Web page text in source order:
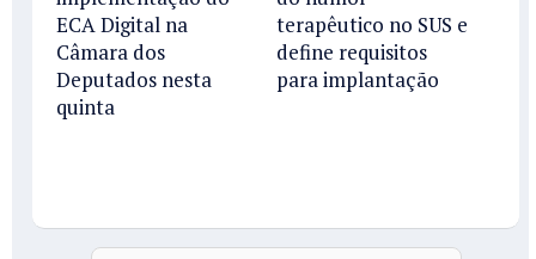
ECA Digital na
Câmara dos
Deputados nesta
quinta
terapêutico no SUS e
define requisitos
para implantação